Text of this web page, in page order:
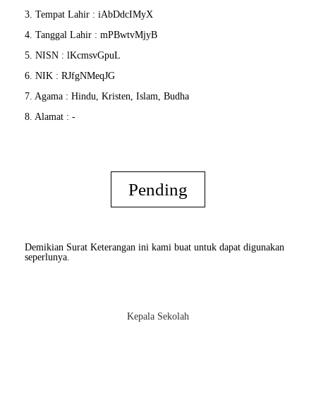
3. Tempat Lahir : iAbDdcIMyX
4. Tanggal Lahir : mPBwtvMjyB
5. NISN : lKcmsvGpuL
6. NIK : RJfgNMeqJG
7. Agama : Hindu, Kristen, Islam, Budha
8. Alamat : -
Pending
Demikian Surat Keterangan ini kami buat untuk dapat digunakan
seperlunya.
Kepala Sekolah